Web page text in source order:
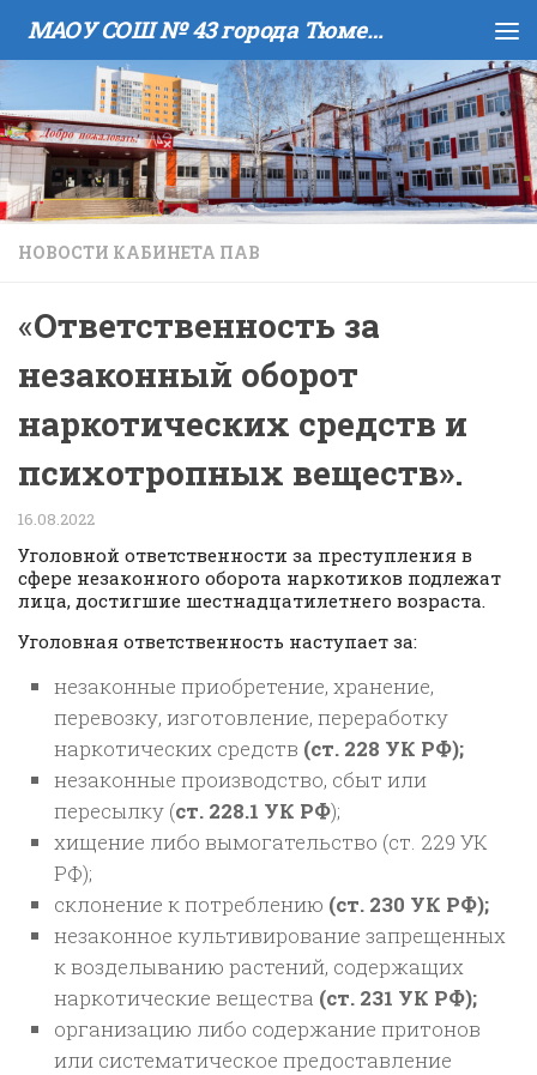
Skip to content МАОУ COШ № 43 города Тюмени имени В.И. Муравленко
НОВОСТИ КАБИНЕТА ПАВ
«Ответственность за
незаконный оборот
наркотических средств и
психотропных веществ».
16.08.2022
Уголовной ответственности за преступления в
сфере незаконного оборота наркотиков подлежат
лица, достигшие шестнадцатилетнего возраста.
Уголовная ответственность наступает за:
незаконные приобретение, хранение,
перевозку, изготовление, переработку
наркотических средств (ст. 228 УК РФ);
незаконные производство, сбыт или
пересылку (ст. 228.1 УК РФ);
хищение либо вымогательство (ст. 229 УК
РФ);
склонение к потреблению (ст. 230 УК РФ);
незаконное культивирование запрещенных
к возделыванию растений, содержащих
наркотические вещества (ст. 231 УК РФ);
организацию либо содержание притонов
или систематическое предоставление